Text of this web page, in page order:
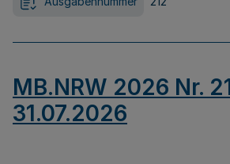
MB.NRW 2026 Nr.
31.07.2026